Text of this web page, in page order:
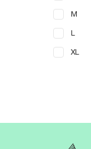
M
L
XL